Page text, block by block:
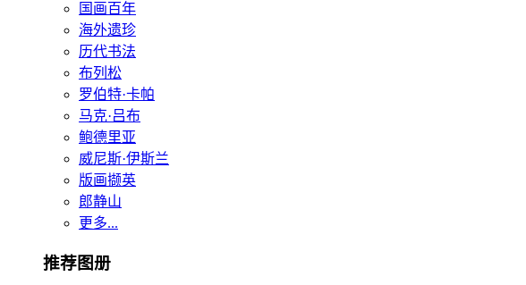
国画百年
海外遗珍
历代书法
布列松
罗伯特·卡帕
马克·吕布
鲍德里亚
威尼斯·伊斯兰
版画撷英
郎静山
更多...
推荐图册